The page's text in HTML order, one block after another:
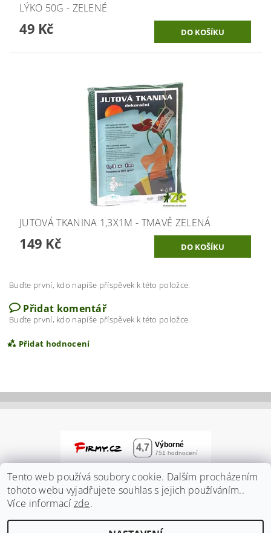
LÝKO 50G - ZELENÉ
49 Kč
JUTOVÁ TKANINA 1,3X1M - TMAVĚ ZELENÁ
149 Kč
Buďte první, kdo napíše příspěvek k této položce.
Přidat komentář
Buďte první, kdo napíše příspěvek k této položce.
Přidat hodnocení
Tento web používá soubory cookie. Dalším procházením
tohoto webu vyjadřujete souhlas s jejich používáním..
Více informací zde.